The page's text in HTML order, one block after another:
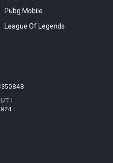
Pubg Mobile
League Of Legends
: